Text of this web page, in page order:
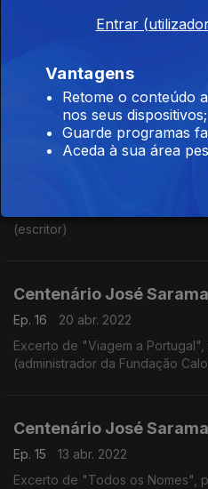
Centenário José
Excerto de "Todos os Nomes",
(diretor da Fundação José
Centenário José
(escritor)
Centenário José
Ep. 16
20 abr. 2022
Excerto de "Viagem a
(administrador da Fundação
Centenário José
Ep. 15
13 abr. 2022
Excerto de "Todos os Nomes",
Entrar
Vantagens
Retome o conteúdo
nos seus dispositivos;
Guarde programas
Aceda à sua área